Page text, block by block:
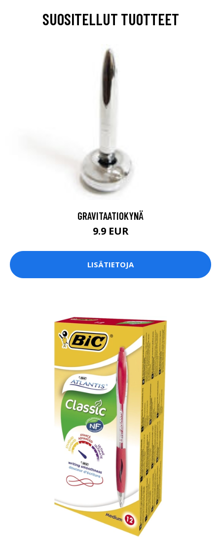
SUOSITELLUT TUOTTEET
GRAVITAATIOKYNÄ
9.9 EUR
LISÄTIETOJA